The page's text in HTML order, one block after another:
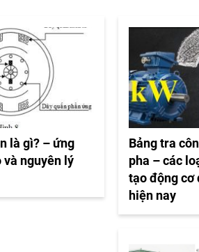
là gì? – ứng
và nguyên lý
Bảng tra
pha – các
tạo động cơ
hiện nay